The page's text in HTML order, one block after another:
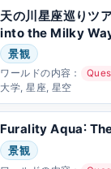
天の川星座巡りツ
into the Milky
景観
ワールドの内容：
大学, 星座, 星空
Furality Aqua˸
景観